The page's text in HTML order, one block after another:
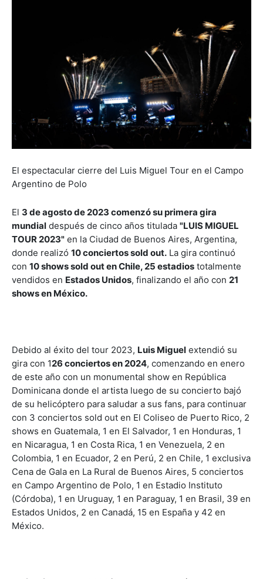
El espectacular cierre del Luis Miguel Tour en el Campo
Argentino de Polo
El 3 de agosto de 2023 comenzó su primera gira
mundial después de cinco años titulada "LUIS MIGUEL
TOUR 2023" en la Ciudad de Buenos Aires, Argentina,
donde realizó 10 conciertos sold out. La gira continuó
con 10 shows sold out en Chile, 25 estadios totalmente
vendidos en Estados Unidos, finalizando el año con 21
shows en México.
Debido al éxito del tour 2023, Luis Miguel extendió su
gira con 126 conciertos en 2024, comenzando en enero
de este año con un monumental show en República
Dominicana donde el artista luego de su concierto bajó
de su helicóptero para saludar a sus fans, para continuar
con 3 conciertos sold out en El Coliseo de Puerto Rico, 2
shows en Guatemala, 1 en El Salvador, 1 en Honduras, 1
en Nicaragua, 1 en Costa Rica, 1 en Venezuela, 2 en
Colombia, 1 en Ecuador, 2 en Perú, 2 en Chile, 1 exclusiva
Cena de Gala en La Rural de Buenos Aires, 5 conciertos
en Campo Argentino de Polo, 1 en Estadio Instituto
(Córdoba), 1 en Uruguay, 1 en Paraguay, 1 en Brasil, 39 en
Estados Unidos, 2 en Canadá, 15 en España y 42 en
México.